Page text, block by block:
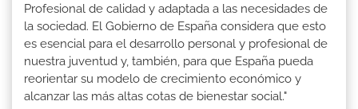
Profesional de calidad y adaptada a las necesidades de
la sociedad. El Gobierno de España considera que esto
es esencial para el desarrollo personal y profesional de
nuestra juventud y, también, para que España pueda
reorientar su modelo de crecimiento económico y
alcanzar las más altas cotas de bienestar social."